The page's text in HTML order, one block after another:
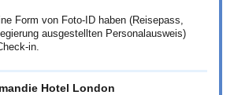
Form von Foto-ID haben (Reisepass,
ausgestellten Personalausweis)
in.
Hotel London